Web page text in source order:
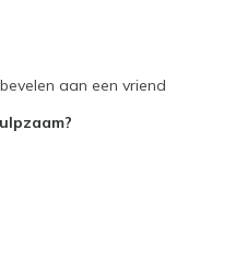
aan een vriend